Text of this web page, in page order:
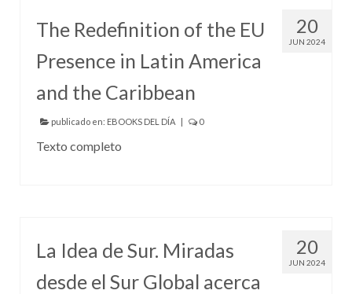
20
JUN 2024
The Redefinition of the EU
Presence in Latin America
and the Caribbean
publicado en: EBOOKS DEL DÍA | 0
Texto completo
20
JUN 2024
La Idea de Sur. Miradas
desde el Sur Global acerca